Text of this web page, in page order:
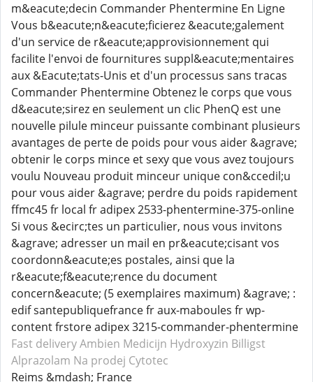
m&eacute;decin Commander Phentermine En Ligne
Vous b&eacute;n&eacute;ficierez &eacute;galement
d'un service de r&eacute;approvisionnement qui
facilite l'envoi de fournitures suppl&eacute;mentaires
aux &Eacute;tats-Unis et d'un processus sans tracas
Commander Phentermine Obtenez le corps que vous
d&eacute;sirez en seulement un clic PhenQ est une
nouvelle pilule minceur puissante combinant plusieurs
avantages de perte de poids pour vous aider &agrave;
obtenir le corps mince et sexy que vous avez toujours
voulu Nouveau produit minceur unique con&ccedil;u
pour vous aider &agrave; perdre du poids rapidement
ffmc45 fr local fr adipex 2533-phentermine-375-online
Si vous &ecirc;tes un particulier, nous vous invitons
&agrave; adresser un mail en pr&eacute;cisant vos
coordonn&eacute;es postales, ainsi que la
r&eacute;f&eacute;rence du document
concern&eacute; (5 exemplaires maximum) &agrave; :
edif santepubliquefrance fr aux-maboules fr wp-
content frstore adipex 3215-commander-phentermine
Fast delivery Ambien Medicijn Hydroxyzin Billigst
Alprazolam Na prodej Cytotec
Reims &mdash; France